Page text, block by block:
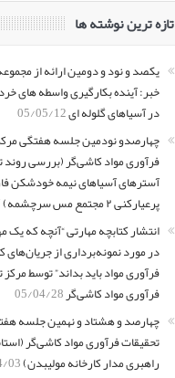
تازه ترین نوشته ها
یکصد و نود و دومین ارائه از
خبر: آینده بکارگیری واسطه های
در آسیاهای گلوله ای05/05/12
چهارصدو نودمین جلسه هفتگی
فرآوری مواد کاشی‌گر (بررسی
پرعیارکنی ۲ مجتمع مس سرچشمه)
انتشار کتابچه مهارتی “آنچه که
در مورد نمونه‌برداری از جریان‌های
فرآوری مواد باید بداند” توسط
فرآوری مواد کاشی‌گر05/04/28
چهارصد و هشتاد و نهمین جلسه
تحقیقات فرآوری مواد کاشی‌گر
راهبری مدار کارخانه مولیبدن)03